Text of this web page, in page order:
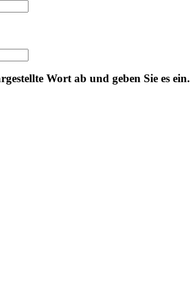
Wort ab und geben Sie es ein.